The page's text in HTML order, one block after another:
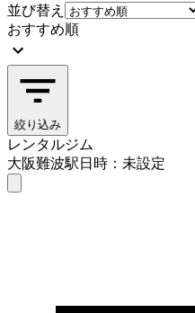
並び替え
おすすめ順
絞り込み
レンタルジム
大阪難波駅日時：未設定